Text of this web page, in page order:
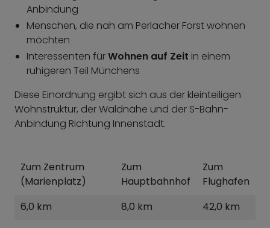
Anbindung
Menschen, die nah am Perlacher Forst wohnen
möchten
Interessenten fürWohnen auf Zeit in einem
ruhigeren Teil Münchens
Diese Einordnung ergibt sich aus der kleinteiligen
Wohnstruktur, der Waldnähe und der S-Bahn-
Anbindung Richtung Innenstadt.
Zum Zentrum
(Marienplatz)
Zum
Hauptbahnhof
Zum
Flughafen
6,0 km
8,0 km 42,0 km